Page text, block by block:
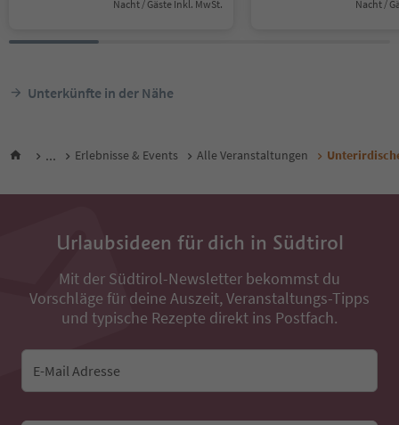
Nacht / Gäste Inkl. MwSt. Nacht /
Unterkünfte in der Nähe
... Erlebnisse & Events Alle Veranstaltungen
Urlaubsideen für dich in Südtirol
Mit der Südtirol-Newsletter bekommst du
Vorschläge für deine Auszeit, Veranstaltungs-Tipps
und typische Rezepte direkt ins Postfach.
E-Mail Adresse